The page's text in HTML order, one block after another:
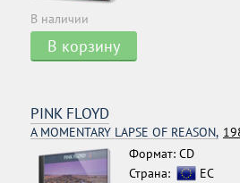
В наличии
В корзину
PINK FLOYD
A MOMENTARY LAPSE OF REASON,
Формат: CD
Страна:
ЕС